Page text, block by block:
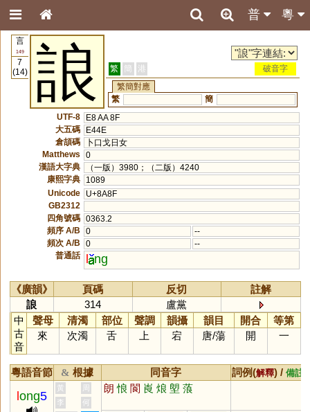
粵
普
言
149
7
(14)
誏 繁 簡 港
破音字
繁簡對應
繁
簡
UTF-8
E8 AA 8F
大五碼
E44E
倉頡碼
卜口戈日女
Matthews
0
漢語大字典
（一版）3980；（二版）4240
康熙字典
1089
Unicode
U+8A8F
GB2312
四角號碼 0363.2
頻序 A/B
0
--
頻次 A/B
0
--
普通話
l ng
《廣韻》 頁碼 反切
註解
誏
314
盧黨
中
古
音
聲母 清濁 部位 聲調 韻攝 韻目 開合
等第
來
次濁 舌 上 宕 唐/蕩 開 一
粵語音節 & 根據 同音字 詞例(解釋) / 備註
ong5
黃 周 朗 悢 閬 崀 烺 塱 蒗
李
何